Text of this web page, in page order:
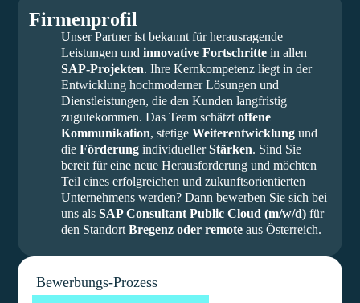
Firmenprofil
Unser Partner ist bekannt für herausragende
Leistungen und innovative Fortschrittein allen
SAP-Projekten. Ihre Kernkompetenz liegt in der
Entwicklung hochmoderner Lösungen und
Dienstleistungen, die den Kunden langfristig
zugutekommen. Das Team schätzt offene
Kommunikation, stetige Weiterentwicklung und
die Förderung individuellerStärken. Sind Sie
bereit für eine neue Herausforderung und möchten
Teil eines erfolgreichen und zukunftsorientierten
Unternehmens werden? Dann bewerben Sie sich bei
uns als SAP Consultant Public Cloud (m/w/d)für
den Standort Bregenz oder remoteaus Österreich.
Bewerbungs-Prozess